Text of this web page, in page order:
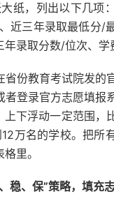
纸，列出以下几项
近三年录取最低分/
录取分数/位次、学
省份教育考试院发的
者登录官方志愿填报
上下浮动一定范围，
万名的学校。把所
里。
稳、保”策略，填充志